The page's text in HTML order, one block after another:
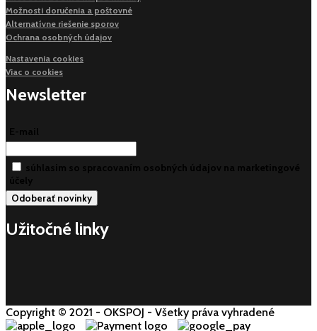
Možnosti doručenia a poštovné
Alternatívne riešenie sporov
Ochrana osobných údajov
Nastavenia cookies
Viac o cookies
Newsletter
E-mail
súhlasim so spracovaním osobných údajov na marketingové
účely
Užitočné linky
Copyright © 2021 - OKSPOJ - Všetky práva vyhradené